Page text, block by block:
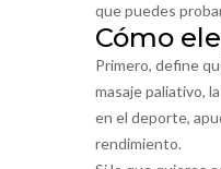
que puedes
Cómo
Primero, define
masaje paliativo,
en el deporte,
rendimiento.